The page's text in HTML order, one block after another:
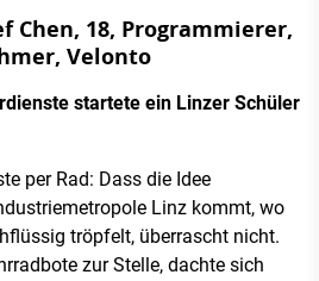
Chen, 18, Programmierer,
Velonto
startete ein Linzer Schüler
per Rad: Dass die Idee
Linz kommt, wo
tröpfelt, überrascht nicht.
zur Stelle, dachte sich